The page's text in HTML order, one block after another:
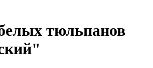
тюльпанов